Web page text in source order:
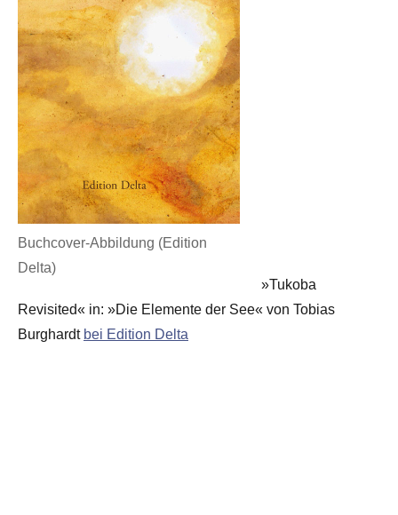
Buchcover-Abbildung (Edition
Delta)
»Tukoba
Revisited« in: »Die Elemente der See« von Tobias
Burghardt bei Edition Delta